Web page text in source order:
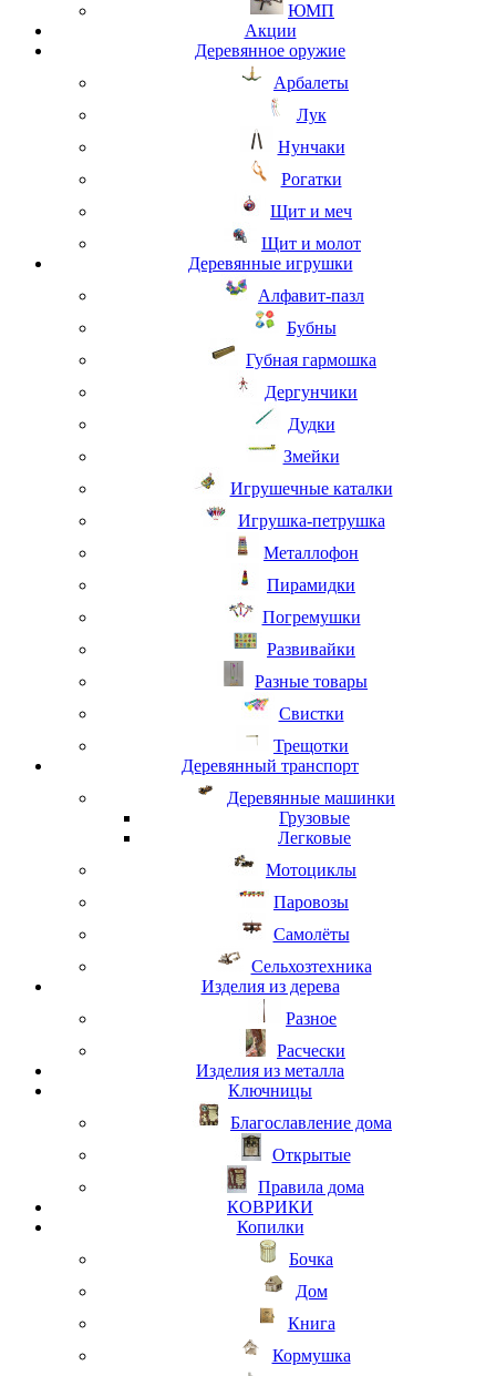
ЮМП
Акции
Деревянное оружие
Арбалеты
Лук
Нунчаки
Рогатки
Щит и меч
Щит и молот
Деревянные игрушки
Алфавит-пазл
Бубны
Губная гармошка
Дергунчики
Дудки
Змейки
Игрушечные каталки
Игрушка-петрушка
Металлофон
Пирамидки
Погремушки
Развивайки
Разные товары
Свистки
Трещотки
Деревянный транспорт
Деревянные машинки
Грузовые
Легковые
Мотоциклы
Паровозы
Самолёты
Сельхозтехника
Изделия из дерева
Разное
Расчески
Изделия из металла
Ключницы
Благославление дома
Открытые
Правила дома
КОВРИКИ
Копилки
Бочка
Дом
Книга
Кормушка